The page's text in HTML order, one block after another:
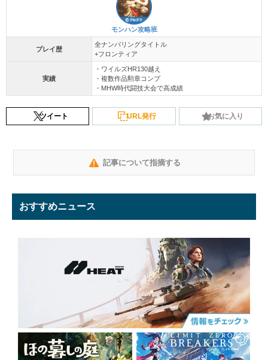
モンハン攻略班
プレイ歴
全ナンバリングタイトル
+フロンティア
実績
・ワイルズHR130越え
・複数作品勲章コンプ
・MHW時代闘技大会で高成績
ツイート URL発行 お気に入り
記事について指摘する
おすすめニュース